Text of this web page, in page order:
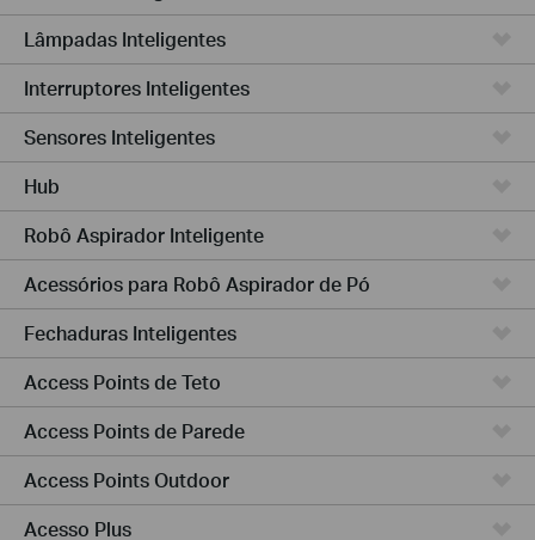
Lâmpadas Inteligentes
Interruptores Inteligentes
Sensores Inteligentes
Hub
Robô Aspirador Inteligente
Acessórios para Robô Aspirador de Pó
Fechaduras Inteligentes
Access Points de Teto
Access Points de Parede
Access Points Outdoor
Acesso Plus